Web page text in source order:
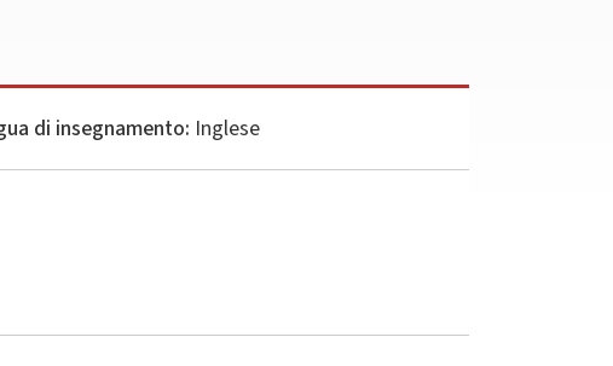
di insegnamento: Inglese